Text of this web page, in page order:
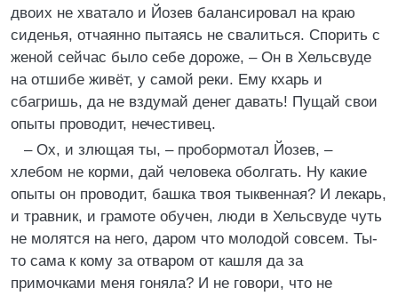
двоих не хватало и Йозев балансировал на краю
сиденья, отчаянно пытаясь не свалиться. Спорить с
женой сейчас было себе дороже, – Он в Хельсвуде
на отшибе живёт, у самой реки. Ему кхарь и
сбагришь, да не вздумай денег давать! Пущай свои
опыты проводит, нечестивец.
– Ох, и злющая ты, – пробормотал Йозев, –
хлебом не корми, дай человека оболгать. Ну какие
опыты он проводит, башка твоя тыквенная? И лекарь,
и травник, и грамоте обучен, люди в Хельсвуде чуть
не молятся на него, даром что молодой совсем. Ты-
то сама к кому за отваром от кашля да за
примочками меня гоняла? И не говори, что не